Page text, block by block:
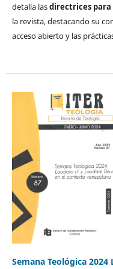
detalla lasdirectrices
la revista, destacando su
acceso abierto y las
Semana Teológica